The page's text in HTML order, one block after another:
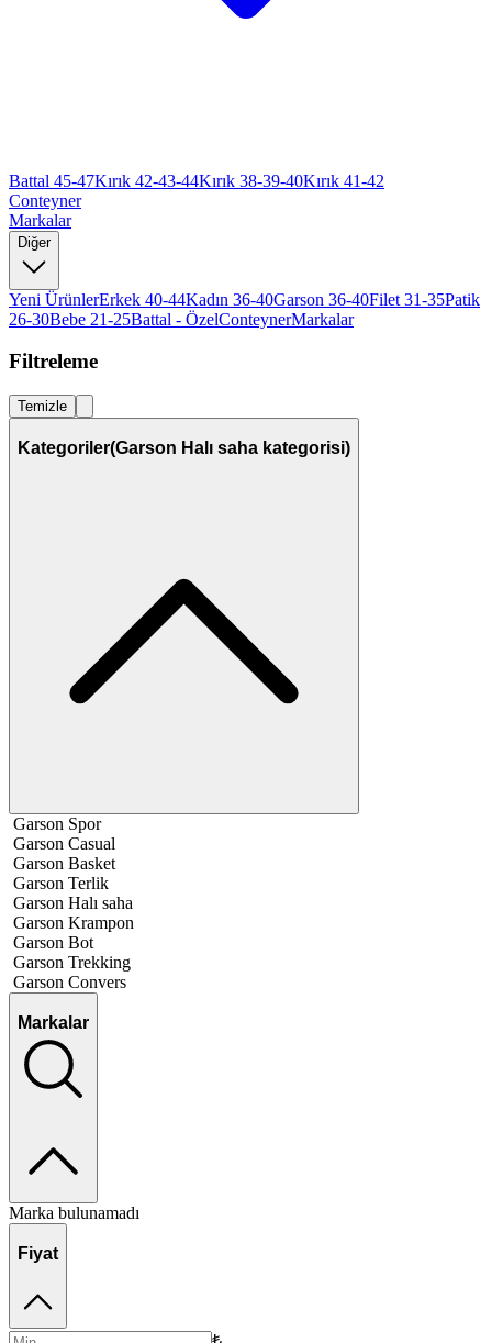
Battal 45-47Kırık 42-43-44Kırık 38-39-40Kırık 41-42
Conteyner
Markalar
Diğer
Yeni ÜrünlerErkek 40-44Kadın 36-40Garson 36-40Filet 31-35Patik
26-30Bebe 21-25Battal - ÖzelConteynerMarkalar
Filtreleme
Temizle
Kategoriler(Garson Halı saha kategorisi)
Garson Spor
Garson Casual
Garson Basket
Garson Terlik
Garson Halı saha
Garson Krampon
Garson Bot
Garson Trekking
Garson Convers
Markalar
Marka bulunamadı
Fiyat